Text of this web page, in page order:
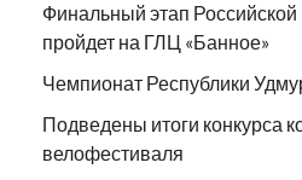
Финальный этап
пройдет на ГЛЦ «Банное»
Чемпионат Республики
Подведены итоги конкурса
велофестиваля